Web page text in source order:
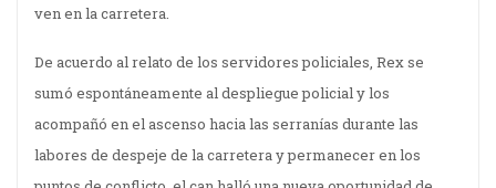
ven en la carretera.
De acuerdo al relato de los servidores policiales, Rex se
sumó espontáneamente al despliegue policial y los
acompañó en el ascenso hacia las serranías durante las
labores de despeje de la carretera y permanecer en los